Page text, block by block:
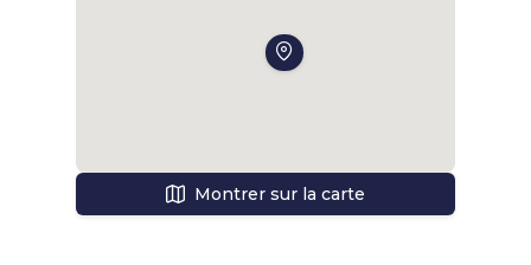
Montrer sur la carte